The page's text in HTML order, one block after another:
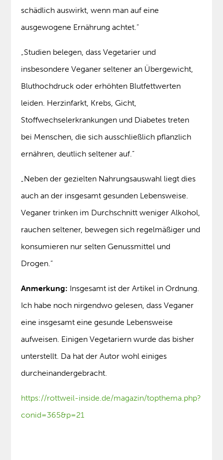
schädlich auswirkt, wenn man auf eine
ausgewogene Ernährung achtet.“
„Studien belegen, dass Vegetarier und
insbesondere Veganer seltener an Übergewicht,
Bluthochdruck oder erhöhten Blutfettwerten
leiden. Herzinfarkt, Krebs, Gicht,
Stoffwechselerkrankungen und Diabetes treten
bei Menschen, die sich ausschließlich pflanzlich
ernähren, deutlich seltener auf.“
„Neben der gezielten Nahrungsauswahl liegt dies
auch an der insgesamt gesunden Lebensweise.
Veganer trinken im Durchschnitt weniger Alkohol,
rauchen seltener, bewegen sich regelmäßiger und
konsumieren nur selten Genussmittel und
Drogen.“
Anmerkung: Insgesamt ist der Artikel in Ordnung.
Ich habe noch nirgendwo gelesen, dass Veganer
eine insgesamt eine gesunde Lebensweise
aufweisen. Einigen Vegetariern wurde das bisher
unterstellt. Da hat der Autor wohl einiges
durcheinandergebracht.
https://rottweil-inside.de/magazin/topthema.php?
conid=365&p=21